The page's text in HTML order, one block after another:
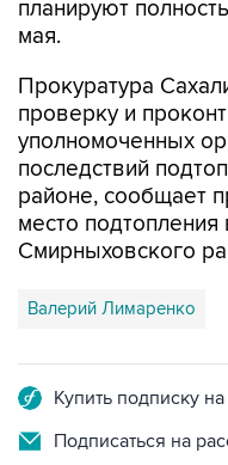
Прокуратура
уполномоченных
последствий
районе, сообщает
место
Смирныховского
Валерий Лимаренко
Подписаться на
Получать